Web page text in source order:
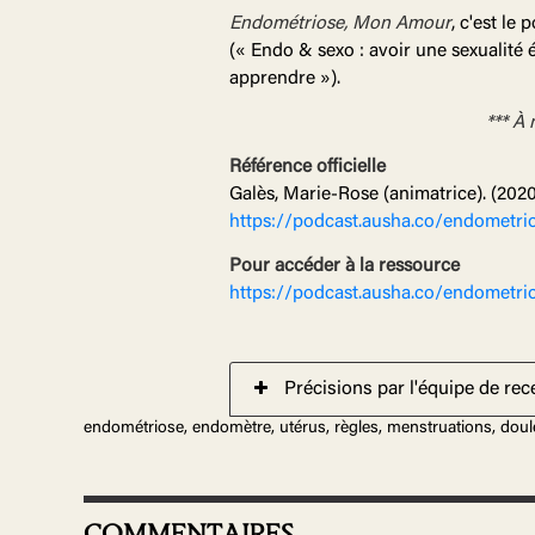
Endométriose, Mon Amour, c'est le
(« Endo & sexo : avoir une sexualité
apprendre »).
*** À
Référence officielle
Galès, Marie-Rose (animatrice).
https://podcast.ausha.co/
Pour accéder à la ressource
https://podcast.ausha.co/
Précisions par l'équipe de
endométriose, endomètre, utérus, règles, menstruations,